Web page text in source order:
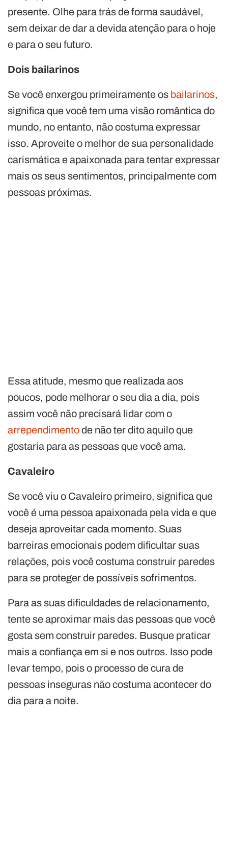
presente. Olhe para trás de forma saudável,
sem deixar de dar a devida atenção para o hoje
e para o seu futuro.
Dois bailarinos
Se você enxergou primeiramente os bailarinos,
significa que você tem uma visão romântica do
mundo, no entanto, não costuma expressar
isso. Aproveite o melhor de sua personalidade
carismática e apaixonada para tentar expressar
mais os seus sentimentos, principalmente com
pessoas próximas.
Essa atitude, mesmo que realizada aos
poucos, pode melhorar o seu dia a dia, pois
assim você não precisará lidar com o
arrependimentode não ter dito aquilo que
gostaria para as pessoas que você ama.
Cavaleiro
Se você viu o Cavaleiro primeiro, significa que
você é uma pessoa apaixonada pela vida e que
deseja aproveitar cada momento. Suas
barreiras emocionais podem dificultar suas
relações, pois você costuma construir paredes
para se proteger de possíveis sofrimentos.
Para as suas dificuldades de relacionamento,
tente se aproximar mais das pessoas que você
gosta sem construir paredes. Busque praticar
mais a confiança em si e nos outros. Isso pode
levar tempo, pois o processo de cura de
pessoas inseguras não costuma acontecer do
dia para a noite.